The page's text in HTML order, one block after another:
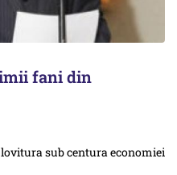
fani din